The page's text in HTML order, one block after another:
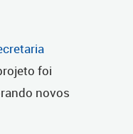
foi
novos